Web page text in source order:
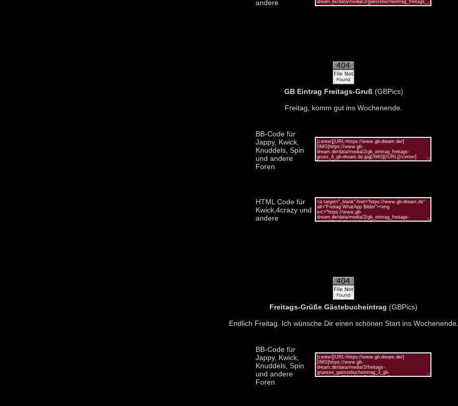
andere
GB Eintrag Freitags-Gruß (GBPics)
Freitag, komm gut ins Wochenende.
BB-Code für
Jappy, Kwick,
Knuddels, Spin
und andere
Foren
HTML Code für
Kwick,4crazy und
andere
Freitags-Grüße Gästebucheintrag (GBPics)
Endlich Freitag. Ich wünsche Dir einen schönen Start ins Wochenende.
BB-Code für
Jappy, Kwick,
Knuddels, Spin
und andere
Foren